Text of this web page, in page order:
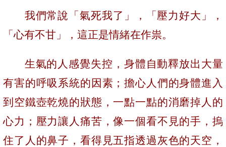
我們常說「氣死我了」，「壓力好大」，
「心有不甘」，這正是情緒在作祟。
生氣的人感覺失控，身體自動釋放出大量
有害的呼吸系統的因素；擔心人們的身體進入
到空鐵壺乾燒的狀態，一點一點的消磨掉人的
心力；壓力讓人痛苦，像一個看不見的手，摀
住了人的鼻子，看得見五指透過灰色的天空，